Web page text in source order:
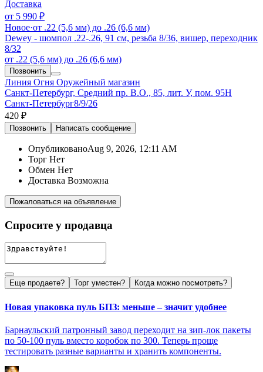
Доставка
от 5 990 ₽
Новое·от .22 (5,6 мм) до .26 (6,6 мм)
Dewey - шомпол .22-.26, 91 см, резьба 8/36, вишер, переходник
8/32
от .22 (5,6 мм) до .26 (6,6 мм)
Позвонить
Линия Огня Оружейный магазин
Санкт-Петербург, Средний пр. В.О., 85, лит. У, пом. 95Н
Санкт-Петербург8/9/26
420 ₽
Позвонить Написать сообщение
ОпубликованоAug 9, 2026, 12:11 AM
Торг Нет
Обмен Нет
Доставка Возможна
Пожаловаться на объявление
Спросите у продавца
Еще продаете? Торг уместен? Когда можно посмотреть?
Новая упаковка пуль БПЗ: меньше – значит удобнее
Барнаульский патронный завод переходит на зип-лок пакеты
по 50-100 пуль вместо коробок по 300. Теперь проще
тестировать разные варианты и хранить компоненты.